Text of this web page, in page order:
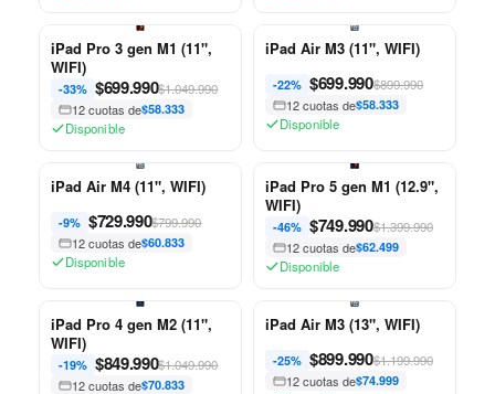
iPad Pro 3 gen M1 (11",
WIFI)
-33% $699.990$1.049.990
12 cuotas de$58.333
Disponible
iPad Air M3 (11", WIFI)
-22% $699.990$899.990
12 cuotas de$58.333
Disponible
iPad Air M4 (11", WIFI)
-9% $729.990$799.990
12 cuotas de$60.833
Disponible
iPad Pro 5 gen M1 (12.9",
WIFI)
-46% $749.990$1.399.990
12 cuotas de$62.499
Disponible
iPad Pro 4 gen M2 (11",
WIFI)
-19% $849.990$1.049.990
12 cuotas de$70.833
iPad Air M3 (13", WIFI)
-25% $899.990$1.199.990
12 cuotas de$74.999